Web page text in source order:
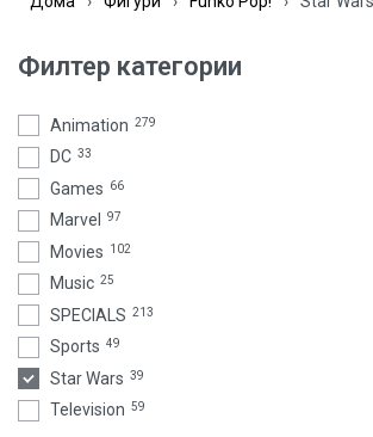
Филтер категории
Animation 279
DC 33
Games 66
Marvel 97
Movies 102
Music 25
SPECIALS 213
Sports 49
Star Wars 39
Television 59